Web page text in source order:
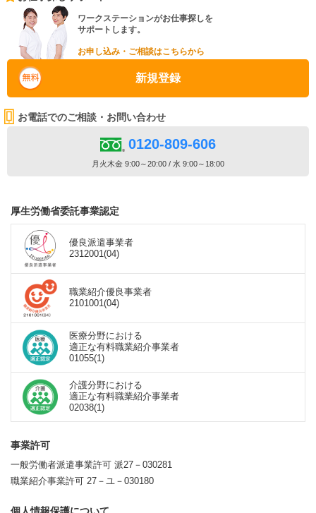
ワークステーションがお仕事探しを
サポートします。
お申し込み・ご相談はこちらから
新規登録
お電話でのご相談・お問い合わせ
0120-809-606
月火木金 9:00～20:00 / 水 9:00～18:00
厚生労働省委託事業認定
優良派遣事業者
2312001(04)
職業紹介優良事業者
2101001(04)
医療分野における
適正な有料職業紹介事業者
01055(1)
介護分野における
適正な有料職業紹介事業者
02038(1)
事業許可
一般労働者派遣事業許可 派27－030281
職業紹介事業許可 27－ユ－030180